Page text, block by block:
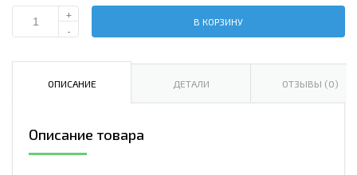
Количество
сэндвич-
ширина
1000
+
-
В КОРЗИНУ
ОПИСАНИЕ ДЕТАЛИ ОТЗЫВЫ (0)
Описание товара